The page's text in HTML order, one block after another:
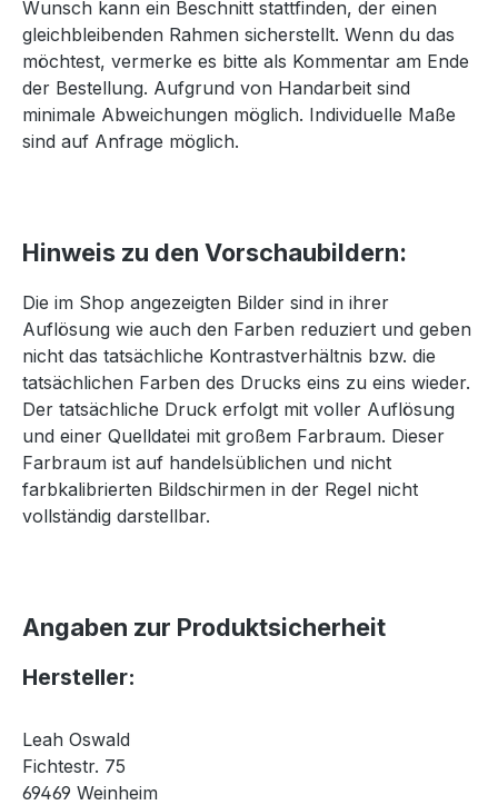
Wunsch kann ein Beschnitt stattfinden, der einen
gleichbleibenden Rahmen sicherstellt. Wenn du das
möchtest, vermerke es bitte als Kommentar am Ende
der Bestellung. Aufgrund von Handarbeit sind
minimale Abweichungen möglich. Individuelle Maße
sind auf Anfrage möglich.
Hinweis zu den Vorschaubildern:
Die im Shop angezeigten Bilder sind in ihrer
Auflösung wie auch den Farben reduziert und geben
nicht das tatsächliche Kontrastverhältnis bzw. die
tatsächlichen Farben des Drucks eins zu eins wieder.
Der tatsächliche Druck erfolgt mit voller Auflösung
und einer Quelldatei mit großem Farbraum. Dieser
Farbraum ist auf handelsüblichen und nicht
farbkalibrierten Bildschirmen in der Regel nicht
vollständig darstellbar.
Angaben zur Produktsicherheit
Hersteller:
Leah Oswald
Fichtestr. 75
69469 Weinheim